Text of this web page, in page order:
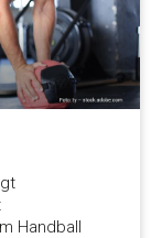
Handball